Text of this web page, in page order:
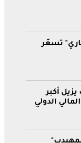
تسعّر
أكبر
الدولي